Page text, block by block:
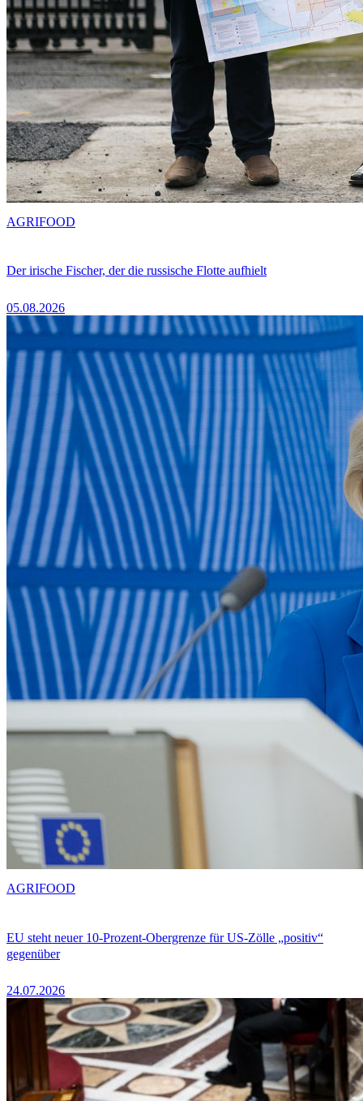
Der irische Fischer, der die russische Flotte aufhielt
05.08.2026
AGRIFOOD
EU steht neuer 10-Prozent-Obergrenze für US-Zölle „positiv“
gegenüber
24.07.2026
AGRIFOOD